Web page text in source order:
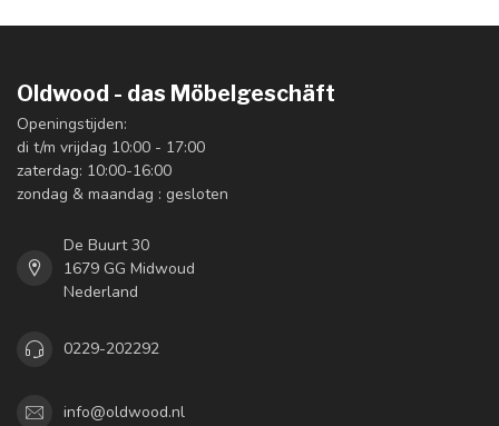
Oldwood - das Möbelgeschäft
Openingstijden:
di t/m vrijdag 10:00 - 17:00
zaterdag: 10:00-16:00
zondag & maandag : gesloten
De Buurt 30
1679 GG Midwoud
Nederland
0229-202292
info@oldwood.nl